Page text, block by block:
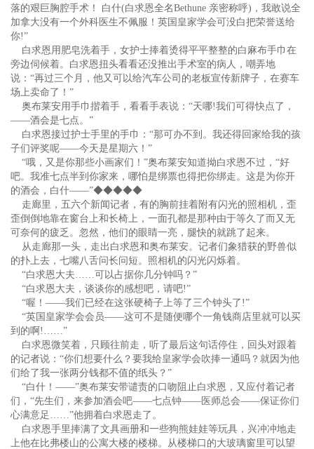
落的艰巨胸腔手术！ 白什(白求恩全名Bethune 亲密称呼)，我敢说全
加拿大没有一个外科医生不佩服！英国皇家学会可没白把荣誉送给
你!”
白求恩用肥皂洗着手，女护士捧着烫得平平整整的白麻布手巾在
旁边伺候着。白求恩扭头看看还没推出手术室的病人，嘲弄地
说：“再过三个月，他又可以给汽车公司的老板宣传新牌子，在赛车
场上卖命了！”
奥布莱安用手巾揩着手，看看手表说：“天哪!我们可得快点了，
——酒会是七点。”
白求恩接过护士手里的手巾：“那可办不到。我还得回家给我的孩
子们评奖呢——今天是星期六！”
“哦，又是你那些小画家们！”奥布莱安知道拗白求恩不过，“好
吧。我准七点半到你家来，哪怕是绑票也得把你绑走。这是为你开
的酒会，白什——”◆◆◆◆◆
走廊里，五六个新闻记者，有的胸前挂着附有闪光的照相机，歪
歪倒倒地靠在窗台上和长椅上，一面孔都是那种由于等久了而又无
可奈何的疲乏。忽然，他们的眼睛一亮，腿快的就跳了起来。
从走廊那一头，走出白求恩和奥布莱安。记者们象猎获的野兽似
的扑上去，七嘴八舌问长问短。照相机的闪光闪烁着。
“白求恩大夫……可以占据你几分钟吗？”
“白求恩大夫，谈谈你的感想吧，请吧!”
“喔！——我们已经在这张硬椅子上等了三个钟头了!”
“英国皇家学会会员——这可不是随便哪个一角钱商店里就可以买
到的啊!……”
白求恩微笑着，只顾往前走，听了最后这句话停住，回头对跟着
的记者说：“你们想要什么？要我给皇家学会吹捧一通吗？就因为他
们给了我一张两分钱都不值的纸头？”
“白什！——”奥布莱安带谴责的口吻阻止白求恩，又应付着记者
们，“先生们，来参加酒会吧——七点钟——医师总会——保证你们
心满意足……”他拥着白求恩走了。
白求恩手里捧满了文具画册和一些狗熊娃娃等玩具，兴冲冲地走
上他在比弗楼山的公寓大楼的楼梯。从楼梯口的大玻璃窗里可以望